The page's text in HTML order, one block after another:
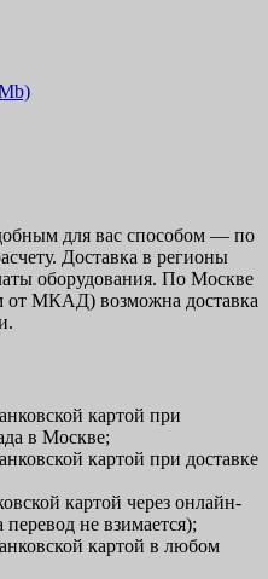
для вас способом — по
Доставка в регионы
оборудования. По Москве
от МКАД) возможна доставка
картой при
в Москве;
картой при доставке
картой через онлайн-
перевод не взимается);
картой в любом